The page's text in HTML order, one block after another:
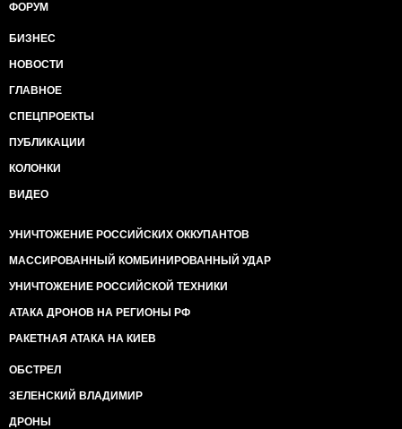
ФОРУМ
БИЗНЕС
НОВОСТИ
ГЛАВНОЕ
СПЕЦПРОЕКТЫ
ПУБЛИКАЦИИ
КОЛОНКИ
ВИДЕО
УНИЧТОЖЕНИЕ РОССИЙСКИХ ОККУПАНТОВ
МАССИРОВАННЫЙ КОМБИНИРОВАННЫЙ УДАР
УНИЧТОЖЕНИЕ РОССИЙСКОЙ ТЕХНИКИ
АТАКА ДРОНОВ НА РЕГИОНЫ РФ
РАКЕТНАЯ АТАКА НА КИЕВ
ОБСТРЕЛ
ЗЕЛЕНСКИЙ ВЛАДИМИР
ДРОНЫ